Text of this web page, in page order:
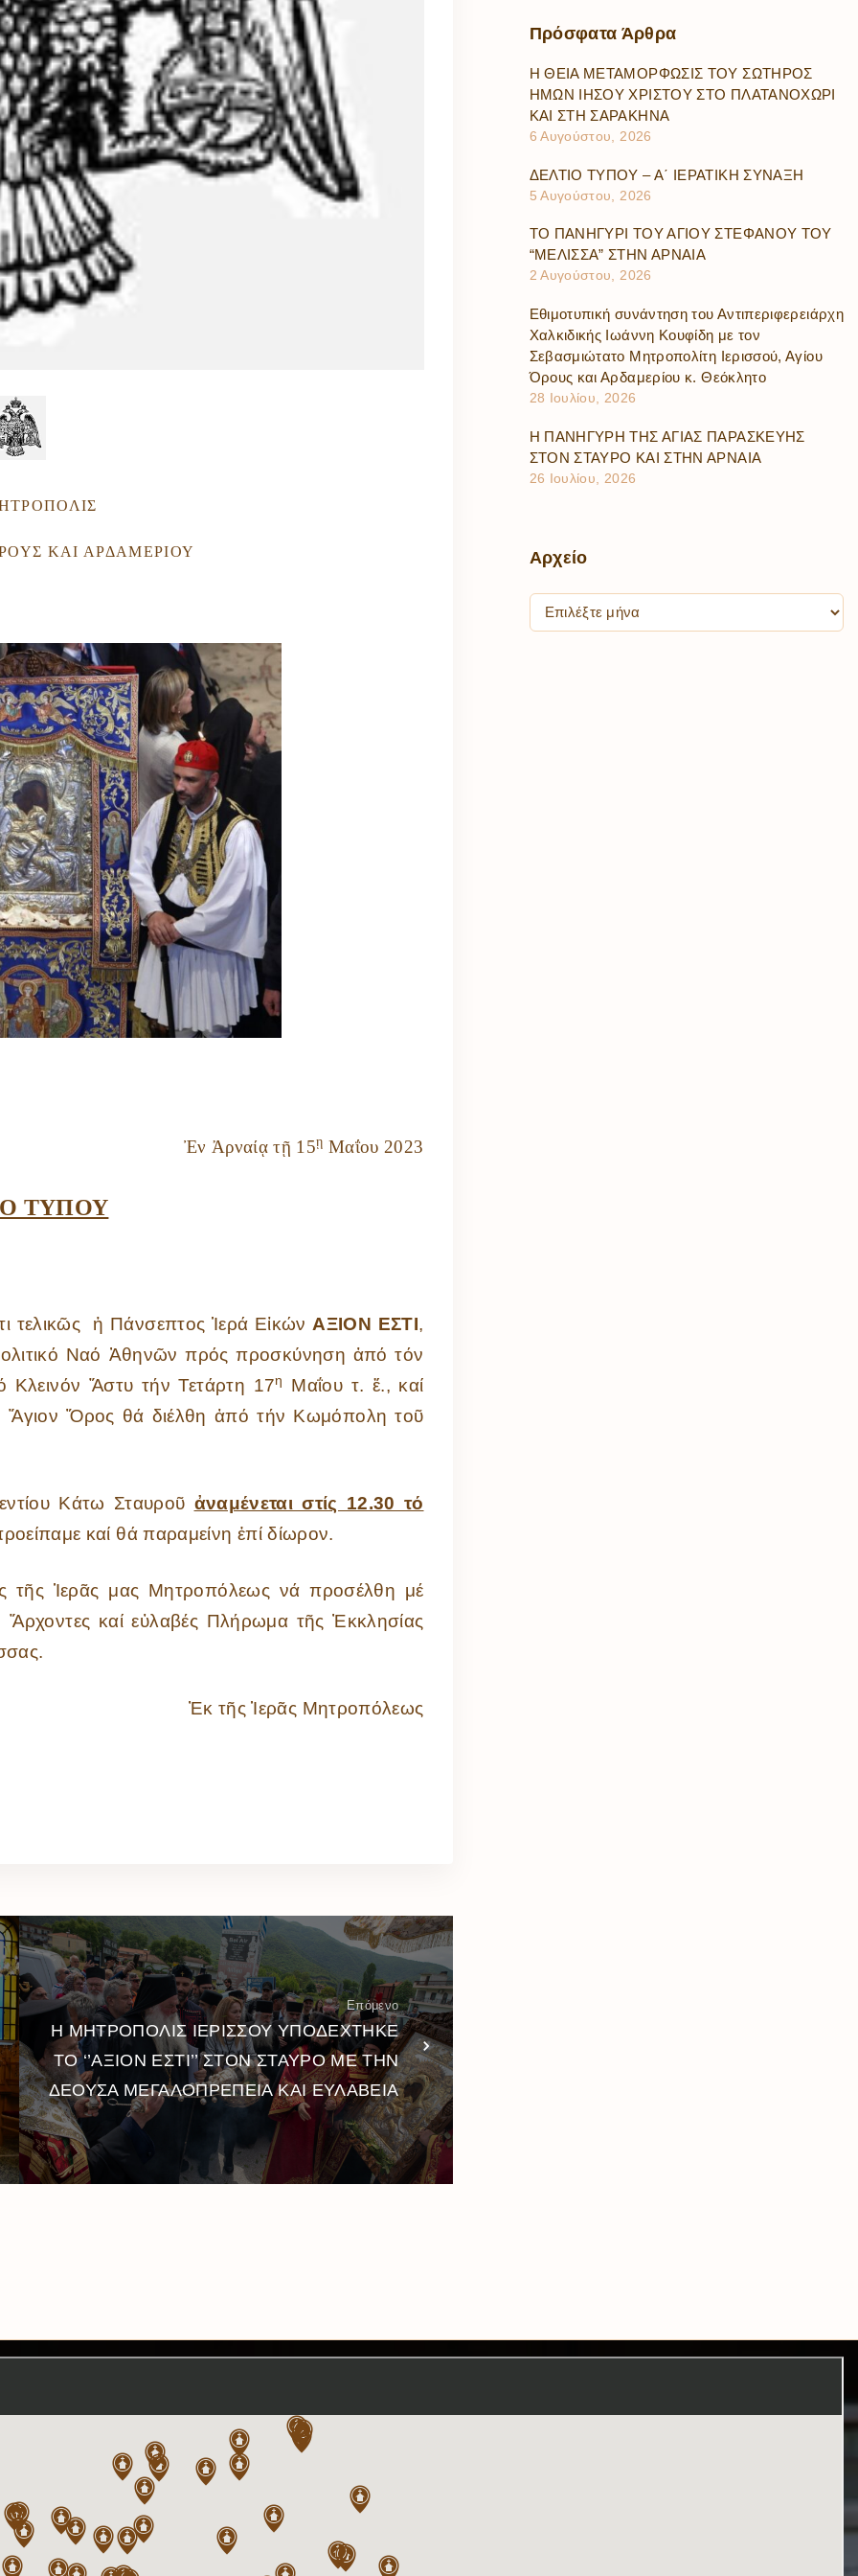
ΚΑΙ ΑΡΔΑΜΕΡΙΟΥ
Ἐν Ἀρναίᾳ τῇ 15ῃ Μαΐου 2023
ΤΥΠΟΥ
τελικῶς ἡ Πάνσεπτος Ἱερά ΕἰκώνΑΞΙΟΝ ΕΣΤΙ,
Ναό Ἀθηνῶν πρός προσκύνηση ἀπό τόν
Ἄστυ τήν Τετάρτη 17η
Μαΐου τ. ἔ., καί
Ἅγιον Ὄρος θά διέλθη ἀπό τήν Κωμόπολη τοῦ
Κάτω Σταυροῦ ἀναμένεται στίς 12.30 τό
καί θά παραμείνη ἐπί δίωρον.
τῆς Ἱερᾶς μας Μητροπόλεως νά προσέλθη μέ
καί εὐλαβές Πλήρωμα τῆς Ἐκκλησίας
Ἐκ τῆς Ἱερᾶς Μητροπόλεως
Επόμενο
Η ΜΗΤΡΟΠΟΛΙΣ ΙΕΡΙΣΣΟΥ ΥΠΟΔΕΧΤΗΚΕ
ΤΟ ‘’ΑΞΙΟΝ ΕΣΤΙ’’ ΣΤΟΝ ΣΤΑΥΡΟ ΜΕ ΤΗΝ
ΔΕΟΥΣΑ ΜΕΓΑΛΟΠΡΕΠΕΙΑ ΚΑΙ ΕΥΛΑΒΕΙΑ
Πρόσφατα Άρθρα
Η ΘΕΙΑ ΜΕΤΑΜΟΡΦΩΣΙΣ ΤΟΥ ΣΩΤΗΡΟΣ
ΗΜΩΝ ΙΗΣΟΥ ΧΡΙΣΤΟΥ ΣΤΟ ΠΛΑΤΑΝΟΧΩΡΙ
ΚΑΙ ΣΤΗ ΣΑΡΑΚΗΝΑ
6 Αυγούστου, 2026
ΔΕΛΤΙΟ ΤΥΠΟΥ – Α΄ ΙΕΡΑΤΙΚΗ ΣΥΝΑΞΗ
5 Αυγούστου, 2026
ΤΟ ΠΑΝΗΓΥΡΙ ΤΟΥ ΑΓΙΟΥ ΣΤΕΦΑΝΟΥ ΤΟΥ
“ΜΕΛΙΣΣΑ” ΣΤΗΝ ΑΡΝΑΙΑ
2 Αυγούστου, 2026
Εθιμοτυπική συνάντηση του Αντιπεριφερειάρχη
Χαλκιδικής Ιωάννη Κουφίδη με τον
Σεβασμιώτατο Μητροπολίτη Ιερισσού, Αγίου
Όρους και Αρδαμερίου κ. Θεόκλητο
28 Ιουλίου, 2026
Η ΠΑΝΗΓΥΡΗ ΤΗΣ ΑΓΙΑΣ ΠΑΡΑΣΚΕΥΗΣ
ΣΤΟΝ ΣΤΑΥΡΟ ΚΑΙ ΣΤΗΝ ΑΡΝΑΙΑ
26 Ιουλίου, 2026
Αρχείο